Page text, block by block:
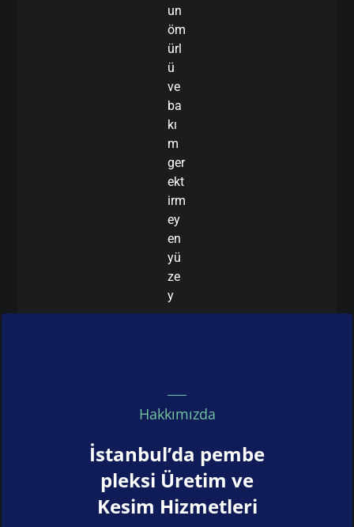
un
öm
ürl
ü
ve
ba
kı
m
ger
ekt
irm
ey
en
yü
ze
y
Hakkımızda
İstanbul’da pembe
pleksi Üretim ve
Kesim Hizmetleri